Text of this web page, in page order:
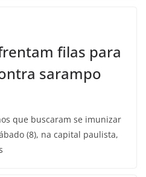
filas para
sarampo
que buscaram se imunizar
(8), na capital paulista,